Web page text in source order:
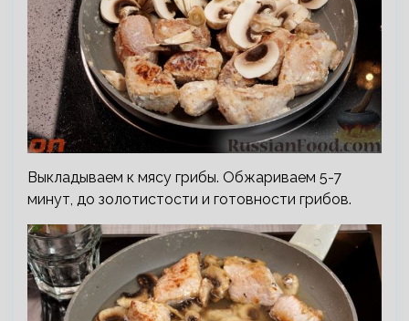
Выкладываем к мясу грибы. Обжариваем 5-7
минут, до золотистости и готовности грибов.